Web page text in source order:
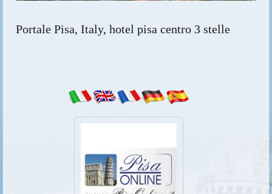
Portale Pisa, Italy, hotel pisa centro 3 stelle